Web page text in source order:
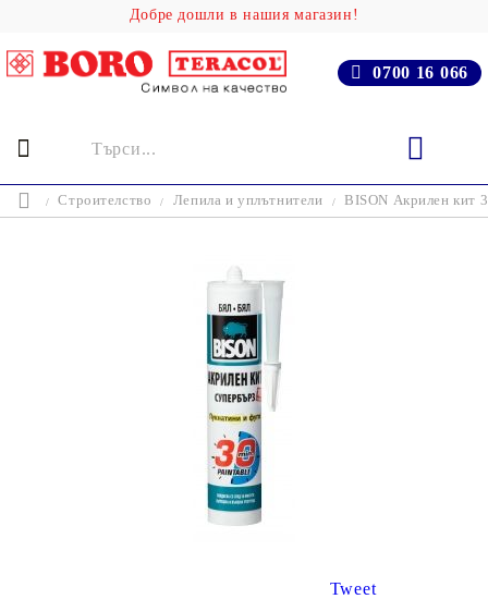
Добре дошли в нашия магазин!
0700 16 066
Строителство Лепила и уплътнители BISON Акрилен кит
Tweet